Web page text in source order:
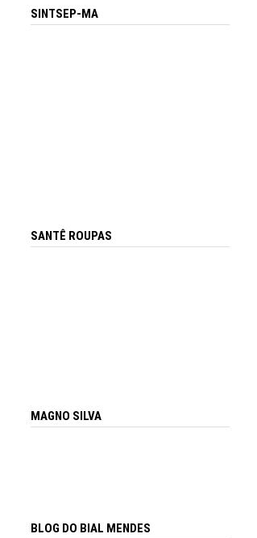
SINTSEP-MA
SANTÊ ROUPAS
MAGNO SILVA
BLOG DO BIAL MENDES